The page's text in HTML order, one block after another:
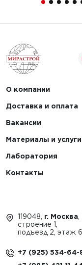
О компании
Доставка и оплата
Вакансии
Материалы и услуги
Лаборатория
Контакты
119048, г. Москва
строение 1,
подъезд 2, этаж 6
+7 (925) 534-64-